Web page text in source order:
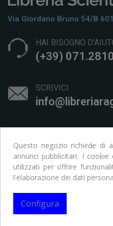
Via Giordano Bruno 54/b
HAI BISOGNO
(+39)
SCRIVICI
Copyright © Libreria Scientifica
Questo negozio richiede di
annunci pubblicitari. I
utilizzati per offrire
l'elaborazione dei dati
Configura